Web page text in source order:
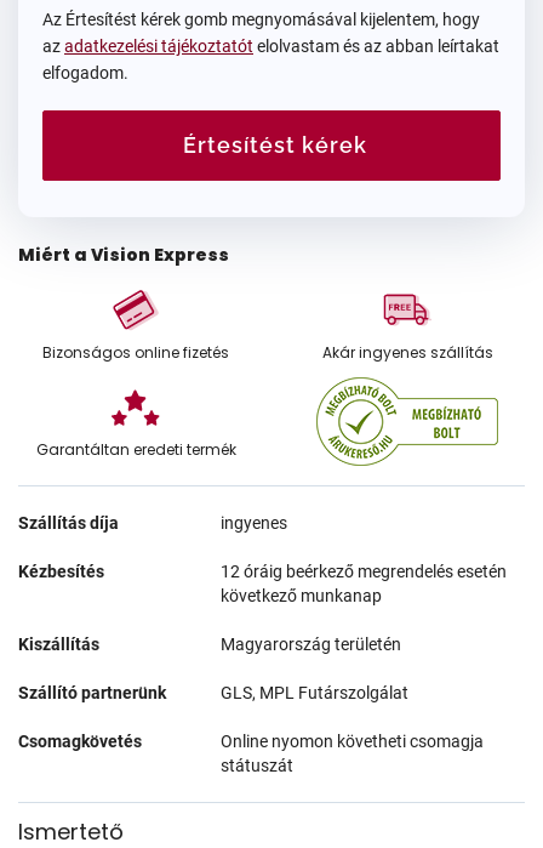
Az Értesítést kérek gomb megnyomásával kijelentem, hogy
azadatkezelési tájékoztatót elolvastam és az abban leírtakat
elfogadom.
Értesítést kérek
Miért a Vision Express
Bizonságos online fizetés Akár ingyenes szállítás
Garantáltan eredeti termék
Szállítás díja ingyenes
Kézbesítés
12 óráig beérkező megrendelés esetén
következő munkanap
Kiszállítás Magyarország területén
Szállító partnerünk GLS, MPL Futárszolgálat
Csomagkövetés
Online nyomon követheti csomagja
státuszát
Ismertető